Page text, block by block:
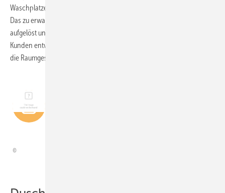
Wasch­platzes verlegt und das Thema Stauraum neu gedacht werden.
Das zu erwartende „Gedränge“ in der rechten Ecke wurde so
aufgelöst und der Raum in eine harmonische Form gebracht. Mit dem
Kunden entwickelten wir gemeinsam diese Idee weiter und passten
die Raumgestaltung letztlich an.